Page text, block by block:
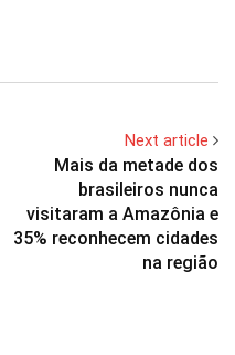
Next article
Mais da metade dos
brasileiros nunca
visitaram a Amazônia e
35% reconhecem cidades
na região